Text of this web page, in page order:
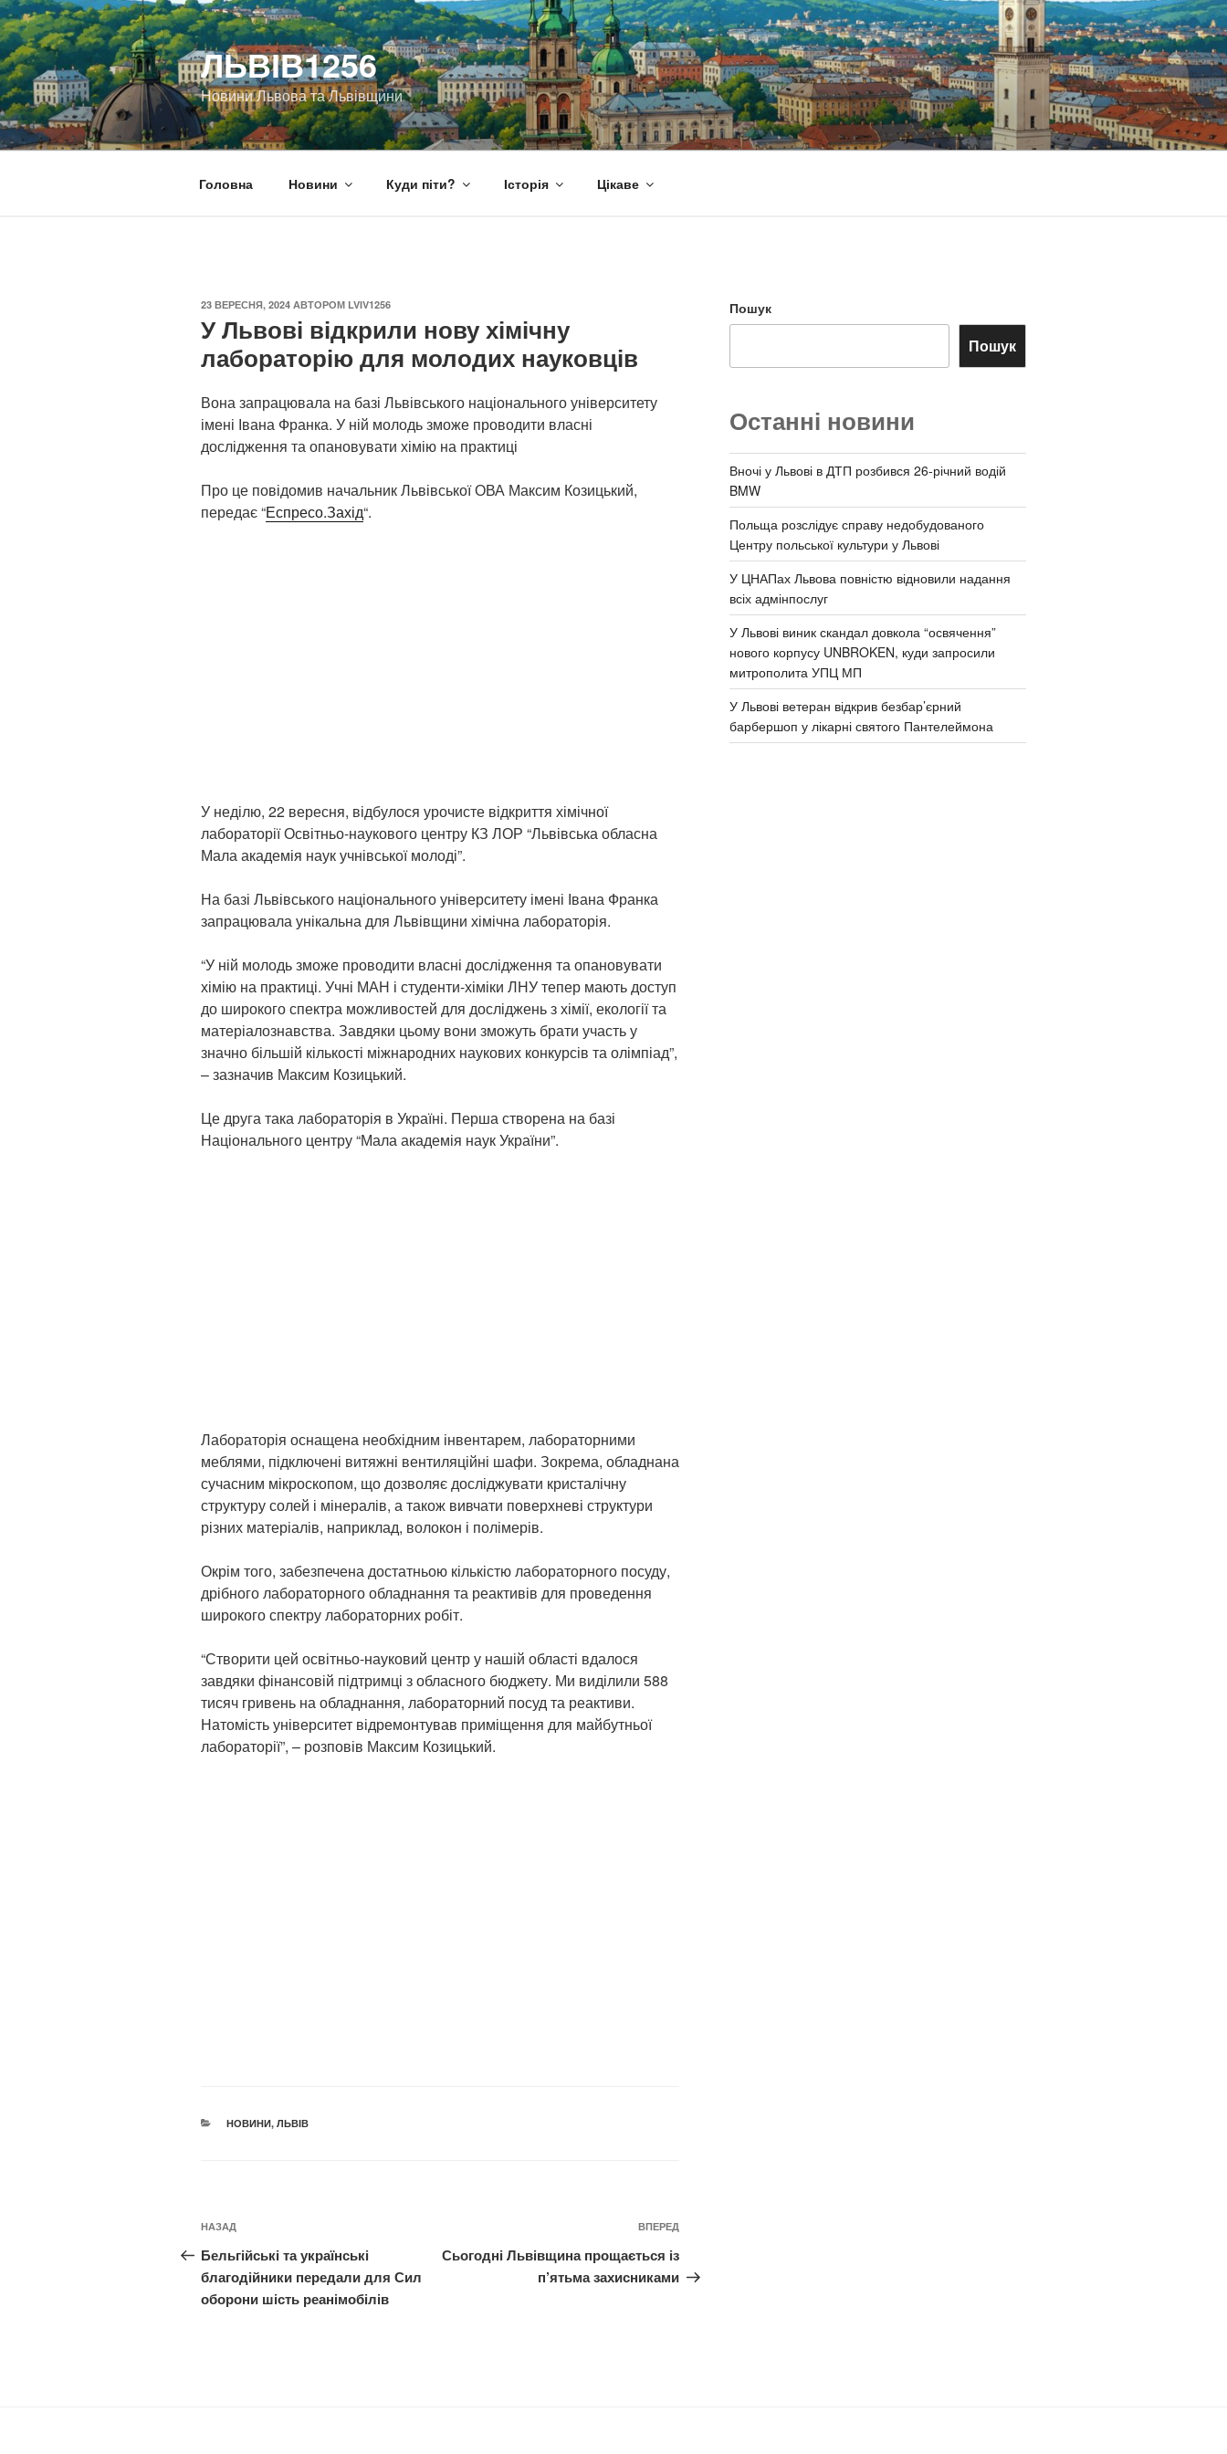
Перейти
до
вмісту
ЛЬВІВ1256
Новини Львова та Львівщини
Головна Новини Куди піти? Історія Цікаве
ОПУБЛІКОВАНО
23 ВЕРЕСНЯ, 2024 АВТОРОМ LVIV1256
У Львові відкрили нову хімічну
лабораторію для молодих науковців
Вона запрацювала на базі Львівського національного університету
імені Івана Франка. У ній молодь зможе проводити власні
дослідження та опановувати хімію на практиці
Про це повідомив начальник Львівської ОВА Максим Козицький,
передає “Еспресо.Захід“.
У неділю, 22 вересня, відбулося урочисте відкриття хімічної
лабораторії Освітньо-наукового центру КЗ ЛОР “Львівська обласна
Мала академія наук учнівської молоді”.
На базі Львівського національного університету імені Івана Франка
запрацювала унікальна для Львівщини хімічна лабораторія.
“У ній молодь зможе проводити власні дослідження та опановувати
хімію на практиці. Учні МАН і студенти-хіміки ЛНУ тепер мають доступ
до широкого спектра можливостей для досліджень з хімії, екології та
матеріалознавства. Завдяки цьому вони зможуть брати участь у
значно більшій кількості міжнародних наукових конкурсів та олімпіад”,
– зазначив Максим Козицький.
Це друга така лабораторія в Україні. Перша створена на базі
Національного центру “Мала академія наук України”.
Лабораторія оснащена необхідним інвентарем, лабораторними
меблями, підключені витяжні вентиляційні шафи. Зокрема, обладнана
сучасним мікроскопом, що дозволяє досліджувати кристалічну
структуру солей і мінералів, а також вивчати поверхневі структури
різних матеріалів, наприклад, волокон і полімерів.
Окрім того, забезпечена достатньою кількістю лабораторного посуду,
дрібного лабораторного обладнання та реактивів для проведення
широкого спектру лабораторних робіт.
“Створити цей освітньо-науковий центр у нашій області вдалося
завдяки фінансовій підтримці з обласного бюджету. Ми виділили 588
тисяч гривень на обладнання, лабораторний посуд та реактиви.
Натомість університет відремонтував приміщення для майбутньої
лабораторії”, – розповів Максим Козицький.
КАТЕГОРІЇ
НОВИНИ, ЛЬВІВ
Навігація
записів
Попередній
запис:
НАЗАД
Бельгійські та українські
благодійники передали для Сил
оборони шість реанімобілів
Наступний
запис
ВПЕРЕД
Сьогодні Львівщина прощається із
п’ятьма захисниками
Пошук
Пошук
Останні новини
Вночі у Львові в ДТП розбився 26-річний водій
BMW
Польща розслідує справу недобудованого
Центру польської культури у Львові
У ЦНАПах Львова повністю відновили надання
всіх адмінпослуг
У Львові виник скандал довкола “освячення”
нового корпусу UNBROKEN, куди запросили
митрополита УПЦ МП
У Львові ветеран відкрив безбар’єрний
барбершоп у лікарні святого Пантелеймона